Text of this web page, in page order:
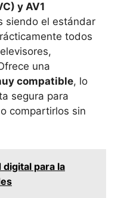
y AV1
siendo el estándar
todos
una
compatible, lo
segura para
compartirlos sin
para la